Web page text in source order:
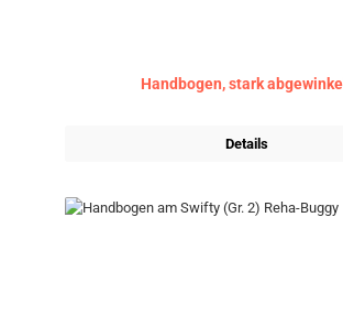
Handbogen, stark
Details